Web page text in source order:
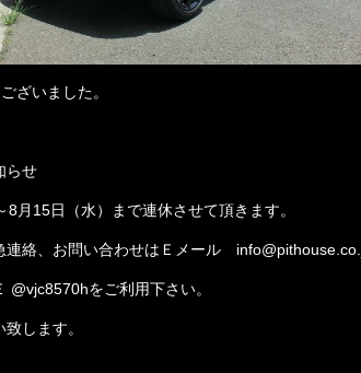
ざいました。
らせ
8月15日（水）まで連休させて頂きます。
連絡、お問い合わせはＥメール
@vjc8570hをご利用下さい。
します。